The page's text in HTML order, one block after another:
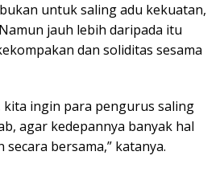
untuk saling adu kekuatan,
jauh lebih daripada itu
dan soliditas sesama
kita ingin para pengurus saling
agar kedepannya banyak hal
bersama,” katanya.